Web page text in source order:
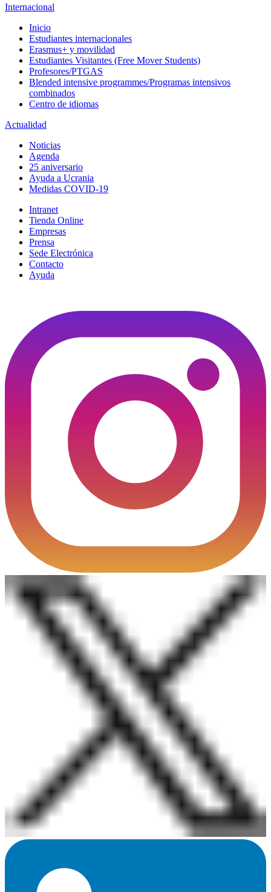
Internacional
Inicio
Estudiantes internacionales
Erasmus+ y movilidad
Estudiantes Visitantes (Free Mover Students)
Profesores/PTGAS
Blended intensive programmes/Programas intensivos
combinados
Centro de idiomas
Actualidad
Noticias
Agenda
25 aniversario
Ayuda a Ucrania
Medidas COVID-19
Intranet
Tienda Online
Empresas
Prensa
Sede Electrónica
Contacto
Ayuda